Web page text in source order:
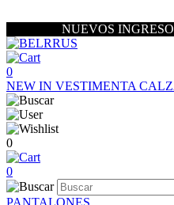
NUEVOS
0
NEW IN VESTIMENTA
0
0
PANTALONES